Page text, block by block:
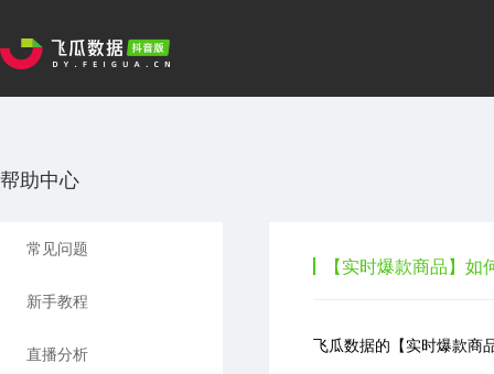
帮助中心
常见问题
新手教程
直播分析
【实时爆款商品】
飞瓜数据的【实时爆款商